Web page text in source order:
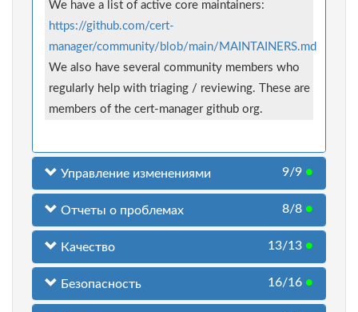
We have a list of active core maintainers:
https://github.com/cert-
manager/community/blob/main/MAINTAINERS.md
We also have several community members who
regularly help with triaging / reviewing. These are
members of the cert-manager github org.
Управление изменениями 9/9 ●
Отчеты о проблемах 8/8 ●
Качество 13/13 ●
Безопасность 16/16 ●